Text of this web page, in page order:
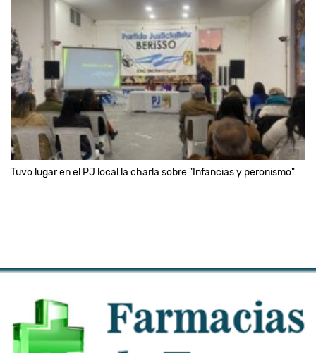
Tuvo lugar en el PJ local la charla sobre "Infancias y peronismo"